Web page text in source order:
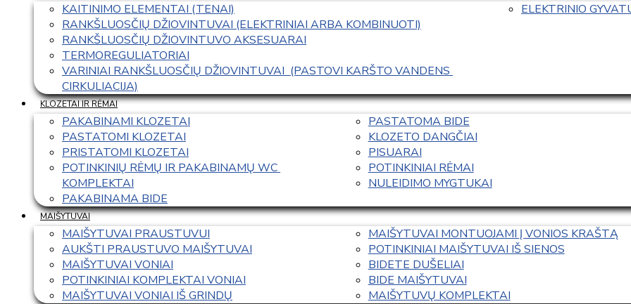
KAITINIMO ELEMENTAI (TENAI)
RANKŠLUOSČIŲ DŽIOVINTUVAI (ELEKTRINIAI ARBA KOMBINUOTI)
RANKŠLUOSČIŲ DŽIOVINTUVO AKSESUARAI
TERMOREGULIATORIAI
VARINIAI RANKŠLUOSČIŲ DŽIOVINTUVAI  (PASTOVI KARŠTO VANDENS
CIRKULIACIJA)
ELEKTRINIO
KLOZETAI IR RĖMAI
PAKABINAMI KLOZETAI
PASTATOMI KLOZETAI
PRISTATOMI KLOZETAI
POTINKINIŲ RĖMŲ IR PAKABINAMŲ WC
KOMPLEKTAI
PAKABINAMA BIDE
PASTATOMA BIDE
KLOZETO DANGČIAI
PISUARAI
POTINKINIAI RĖMAI
NULEIDIMO MYGTUKAI
MAIŠYTUVAI
MAIŠYTUVAI PRAUSTUVUI
AUKŠTI PRAUSTUVO MAIŠYTUVAI
MAIŠYTUVAI VONIAI
POTINKINIAI KOMPLEKTAI VONIAI
MAIŠYTUVAI VONIAI IŠ GRINDŲ
MAIŠYTUVAI MONTUOJAMI Į VONIOS KRAŠTĄ
POTINKINIAI MAIŠYTUVAI IŠ SIENOS
BIDETE DUŠELIAI
BIDE MAIŠYTUVAI
MAIŠYTUVŲ KOMPLEKTAI